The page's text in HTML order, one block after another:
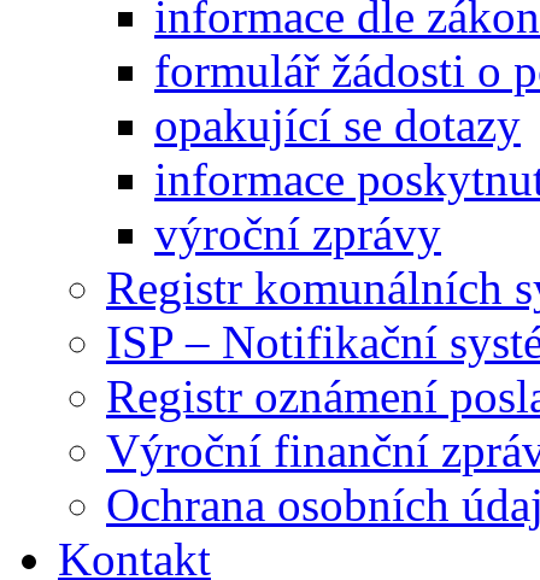
informace dle
formulář žádosti o
opakující se dotazy
informace
výroční zprávy
Registr komunálních
ISP – Notifikační
Registr oznámení
Výroční finanční
Ochrana osobních
Kontakt